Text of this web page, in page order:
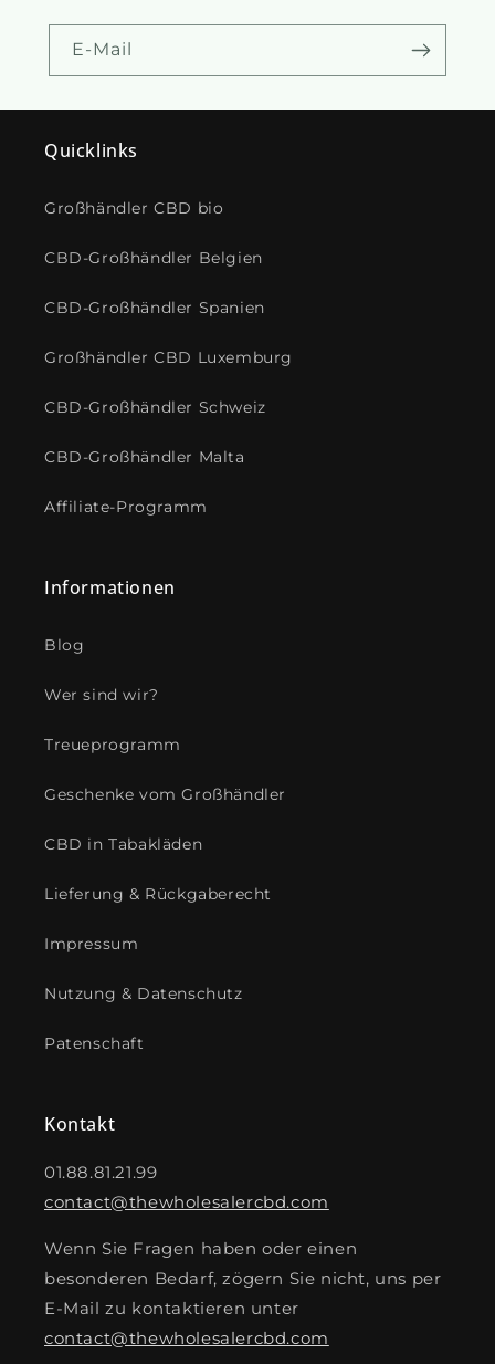
E-Mail
Quicklinks
Großhändler CBD bio
CBD-Großhändler Belgien
CBD-Großhändler Spanien
Großhändler CBD Luxemburg
CBD-Großhändler Schweiz
CBD-Großhändler Malta
Affiliate-Programm
Informationen
Blog
Wer sind wir?
Treueprogramm
Geschenke vom Großhändler
CBD in Tabakläden
Lieferung & Rückgaberecht
Impressum
Nutzung & Datenschutz
Patenschaft
Kontakt
01.88.81.21.99
contact@thewholesalercbd.com
Wenn Sie Fragen haben oder einen
besonderen Bedarf, zögern Sie nicht, uns per
E-Mail zu kontaktieren unter
contact@thewholesalercbd.com